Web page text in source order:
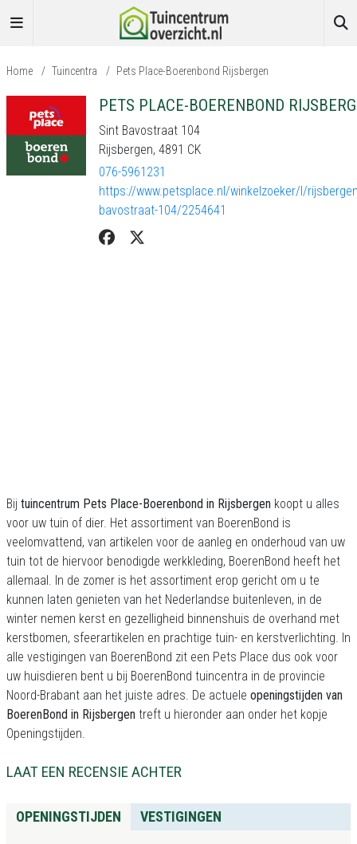
Home / Tuincentra / Pets Place-Boerenbond Rijsbergen
PETS PLACE-BOERENBOND
Sint Bavostraat 104
Rijsbergen, 4891 CK
076-5961231
https://www.petsplace.nl/winkelzoeker/l/
bavostraat-104/2254641
Bij tuincentrum Pets Place-Boerenbond in Rijsbergen koopt u alles
voor uw tuin of dier. Het assortiment van BoerenBond is
veelomvattend, van artikelen voor de aanleg en onderhoud van uw
tuin tot de hiervoor benodigde werkkleding, BoerenBond heeft het
allemaal. In de zomer is het assortiment erop gericht om u te
kunnen laten genieten van het Nederlandse buitenleven, in de
winter nemen kerst en gezelligheid binnenshuis de overhand met
kerstbomen, sfeerartikelen en prachtige tuin- en kerstverlichting. In
alle vestigingen van BoerenBond zit een Pets Place dus ook voor
uw huisdieren bent u bij BoerenBond tuincentra in de provincie
Noord-Brabant aan het juiste adres. De actuele openingstijden van
BoerenBond in Rijsbergen treft u hieronder aan onder het kopje
Openingstijden.
LAAT EEN RECENSIE ACHTER
OPENINGSTIJDEN VESTIGINGEN